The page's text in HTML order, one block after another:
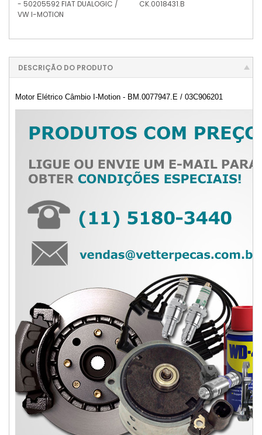
- 50205592 FIAT DUALOGIC /
VW I-MOTION
CK.0018431.B
DESCRIÇÃO DO PRODUTO
Motor Elétrico Câmbio I-Motion - BM.0077947.E / 03C906201